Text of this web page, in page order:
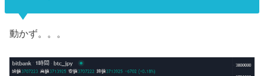
動かず。。。